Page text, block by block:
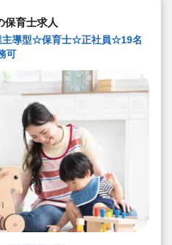
事務作業や午睡時の安全確認、保護
等を効率化されています
人と向き合った保育を実施していま
保育士求人
主導型☆保育士☆正社員☆19名
可